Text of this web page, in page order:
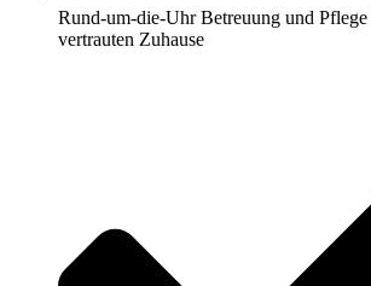
Rund-um-die-Uhr Betreuung und
vertrauten Zuhause